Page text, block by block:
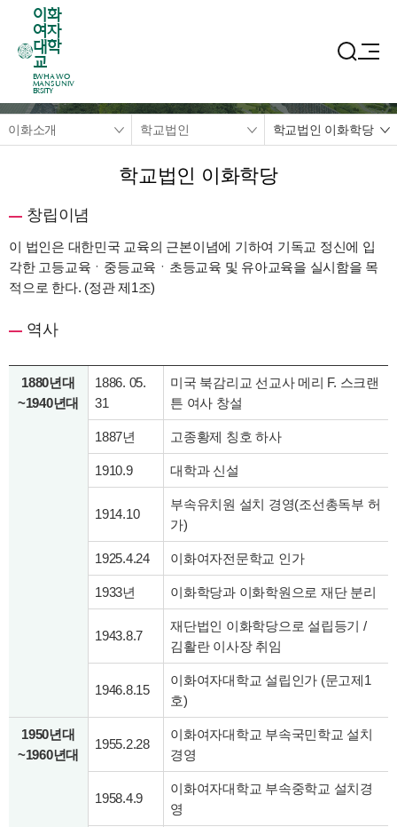
이화
여자
대학
교
EWHA WO
MANS UNIV
ERSITY
이화소개 학교법인 학교법인 이화학당
학교법인 이화학당
창립이념
이 법인은 대한민국 교육의 근본이념에 기하여 기독교 정신에 입
각한 고등교육ㆍ중등교육ㆍ초등교육 및 유아교육을 실시함을 목
적으로 한다. (정관 제1조)
역사
1880년대
~1940년대
1886. 05.
31
미국 북감리교 선교사 메리 F. 스크랜
튼 여사 창설
1887년 고종황제 칭호 하사
1910.9 대학과 신설
1914.10
부속유치원 설치 경영(조선총독부 허
가)
1925.4.24 이화여자전문학교 인가
1933년 이화학당과 이화학원으로 재단 분리
1943.8.7
재단법인 이화학당으로 설립등기 /
김활란 이사장 취임
1946.8.15
이화여자대학교 설립인가 (문고제1
호)
1950년대
~1960년대
1955.2.28
이화여자대학교 부속국민학교 설치
경영
1958.4.9
이화여자대학교 부속중학교 설치경
영